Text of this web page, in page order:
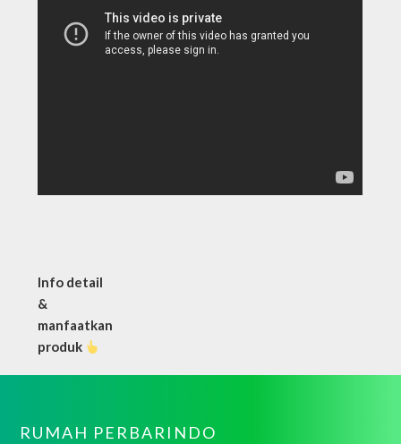
Info detail
&
manfaatkan
produk
RUMAH PERBARINDO